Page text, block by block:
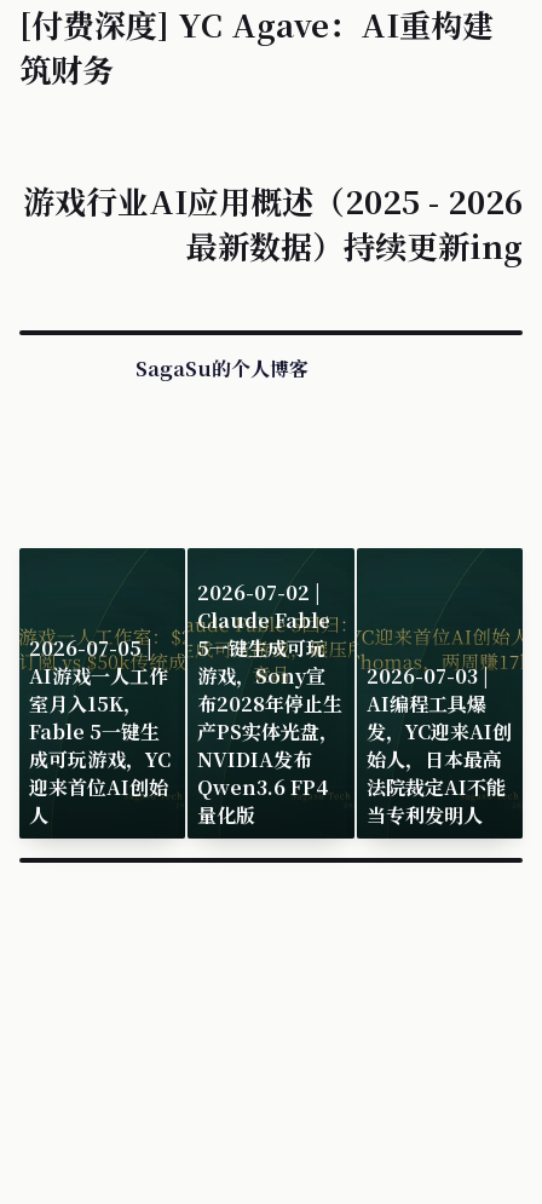
[付费深度] YC Agave：AI重构建
筑财务
游戏行业AI应用概述（2025 - 2026
最新数据）持续更新ing
SagaSu的个人博客
2026-07-05 |
AI游戏一人工作
室月入15K，
Fable 5一键生
成可玩游戏，YC
迎来首位AI创始
人
2026-07-02 |
Claude Fable
5一键生成可玩
游戏，Sony宣
布2028年停止生
产PS实体光盘，
NVIDIA发布
Qwen3.6 FP4
量化版
2026-07-03 |
AI编程工具爆
发，YC迎来AI创
始人，日本最高
法院裁定AI不能
当专利发明人